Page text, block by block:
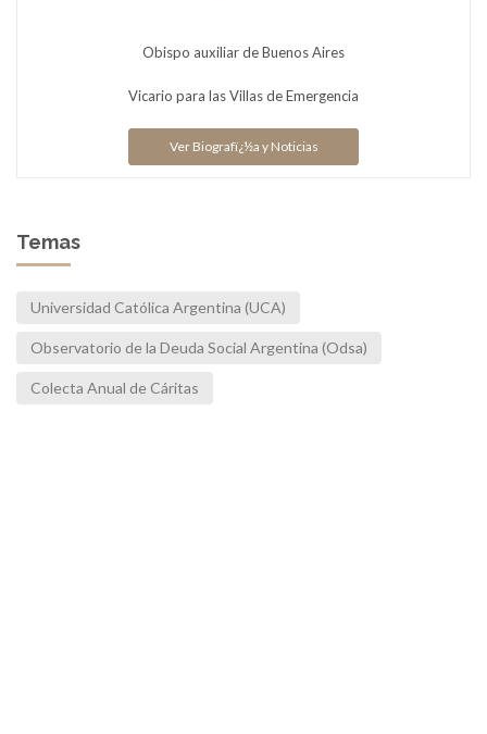
Obispo auxiliar de Buenos Aires
Vicario para las Villas de Emergencia
Ver Biografï¿½a y Noticias
Temas
Universidad Católica Argentina (UCA)
Observatorio de la Deuda Social Argentina (Odsa)
Colecta Anual de Cáritas